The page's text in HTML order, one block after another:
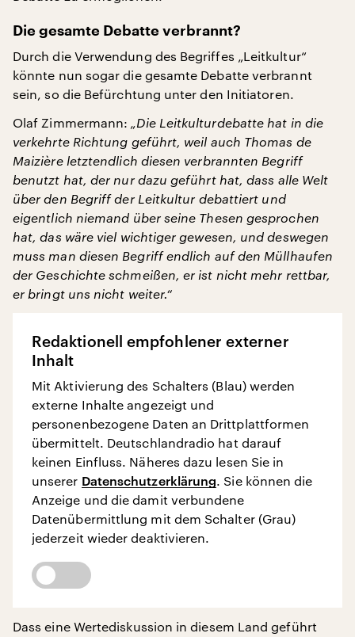
Die gesamte Debatte verbrannt?
Durch die Verwendung des Begriffes „Leitkultur“
könnte nun sogar die gesamte Debatte verbrannt
sein, so die Befürchtung unter den Initiatoren.
Olaf Zimmermann: „Die Leitkulturdebatte hat in die
verkehrte Richtung geführt, weil auch Thomas de
Maizière letztendlich diesen verbrannten Begriff
benutzt hat, der nur dazu geführt hat, dass alle Welt
über den Begriff der Leitkultur debattiert und
eigentlich niemand über seine Thesen gesprochen
hat, das wäre viel wichtiger gewesen, und deswegen
muss man diesen Begriff endlich auf den Müllhaufen
der Geschichte schmeißen, er ist nicht mehr rettbar,
er bringt uns nicht weiter.“
Redaktionell empfohlener externer
Inhalt
Mit Aktivierung des Schalters (Blau) werden
externe Inhalte angezeigt und
personenbezogene Daten an Drittplattformen
übermittelt. Deutschlandradio hat darauf
keinen Einfluss. Näheres dazu lesen Sie in
unserer Datenschutzerklärung. Sie können die
Anzeige und die damit verbundene
Datenübermittlung mit dem Schalter (Grau)
jederzeit wieder deaktivieren.
Dass eine Wertediskussion in diesem Land geführt